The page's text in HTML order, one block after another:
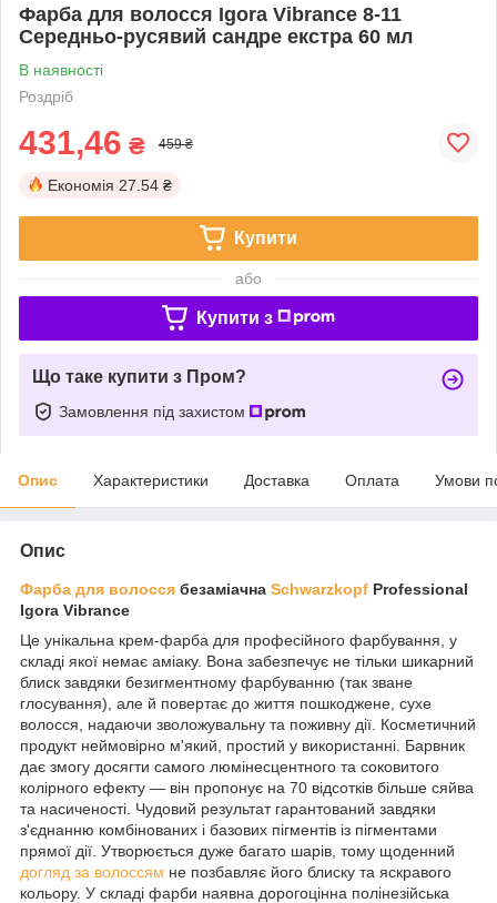
Фарба для волосся Igora Vibrance 8-11
Середньо-русявий сандре екстра 60 мл
В наявності
Роздріб
431,46 ₴ 459 ₴
Економія 27.54 ₴
Купити
або
Купити з
Що таке купити з Пром?
Замовлення під захистом
Опис Характеристики Доставка Оплата Умови
Опис
Фарба для волосся безаміачна Schwarzkopf Professional
Igora Vibrance
Це унікальна крем-фарба для професійного фарбування, у
складі якої немає аміаку. Вона забезпечує не тільки шикарний
блиск завдяки безигментному фарбуванню (так зване
глосування), але й повертає до життя пошкоджене, сухе
волосся, надаючи зволожувальну та поживну дії. Косметичний
продукт неймовірно м'який, простий у використанні. Барвник
дає змогу досягти самого люмінесцентного та соковитого
колірного ефекту — він пропонує на 70 відсотків більше сяйва
та насиченості. Чудовий результат гарантований завдяки
з'єднанню комбінованих і базових пігментів із пігментами
прямої дії. Утворюється дуже багато шарів, тому щоденний
догляд за волоссям не позбавляє його блиску та яскравого
кольору. У складі фарби наявна дорогоцінна полінезійська